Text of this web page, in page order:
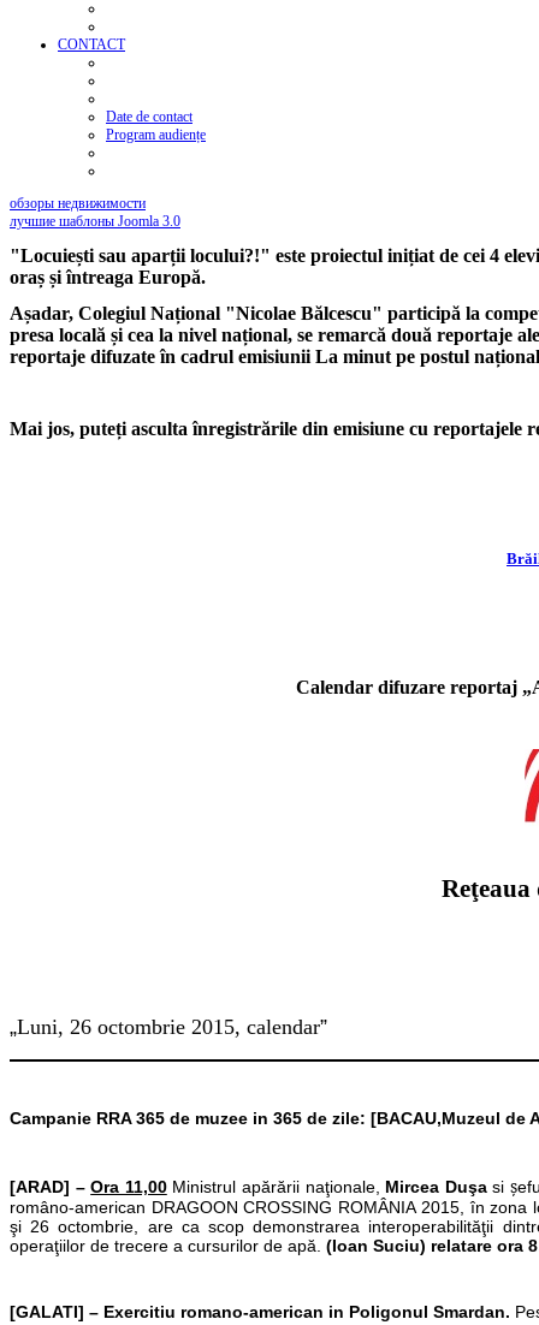
CONTACT
Date de contact
Program audiențe
обзоры недвижимости
лучшие шаблоны Joomla 3.0
"Locuiești sau aparții locului?!" este proiectul inițiat de cei 4
oraș și întreaga Europă.
Așadar, Colegiul Național "Nicolae Bălcescu" participă la
presa locală și cea la nivel național, se remarcă două reportaje
reportaje difuzate în cadrul emisiunii La minut pe postul
Mai jos, puteți asculta înregistrările din emisiune cu reportajele
Calendar difuzare reportaj
„Luni, 26 octombrie 2015, calendar”
Campanie RRA 365 de muzee in 365 de zile: [BACAU,Muzeul
[ARAD] –Ora 11,00 Ministrul apărării naţionale, Mircea Duşasi ș
româno-american DRAGOON CROSSING ROMÂNIA 2015, în zona
şi 26 octombrie, are ca scop demonstrarea interoperabilităţii
operaţiilor de trecere a cursurilor de apă. (Ioan Suciu) relatare ora
[GALATI] – Exercitiu romano-american in Poligonul Smardan.